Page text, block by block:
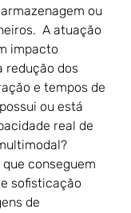
ou
A atuação
impacto
redução dos
e tempos de
ou está
real de
conseguem
sofisticação
de